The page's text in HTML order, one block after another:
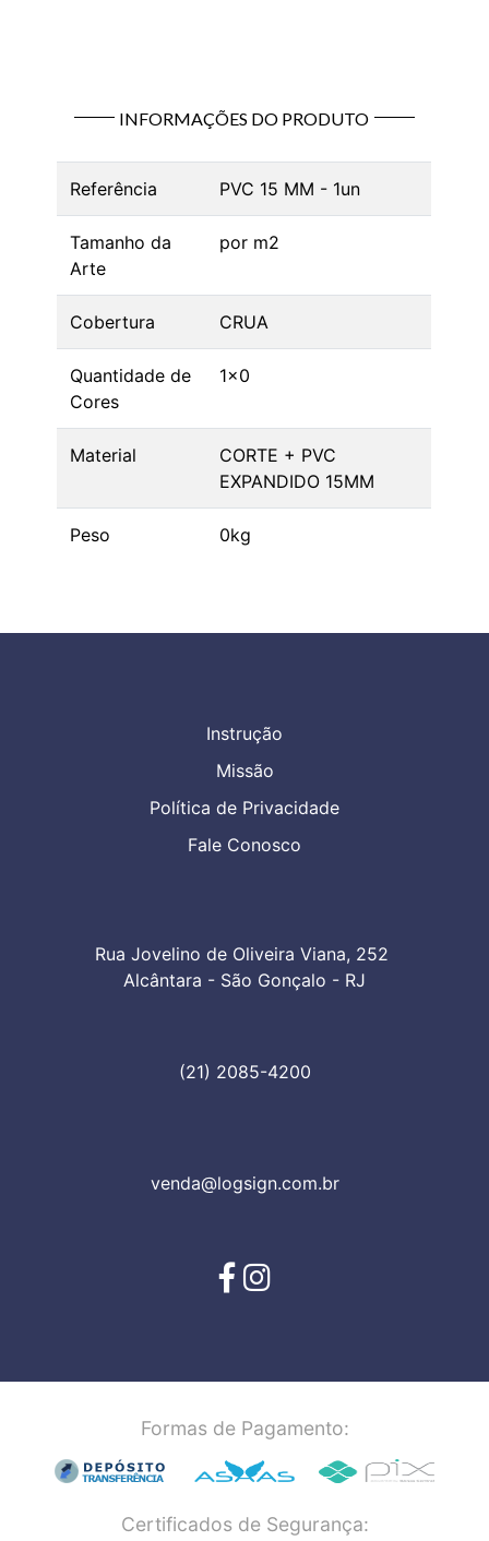
INFORMAÇÕES DO PRODUTO
Referência PVC 15 MM - 1un
Tamanho da
Arte
por m2
Cobertura CRUA
Quantidade de
Cores
1x0
Material
CORTE + PVC
EXPANDIDO 15MM
Peso 0kg
Instrução
Missão
Política de Privacidade
Fale Conosco
Rua Jovelino de Oliveira Viana, 252
Alcântara - São Gonçalo - RJ
(21) 2085-4200
venda@logsign.com.br
Formas de Pagamento:
Certificados de Segurança: